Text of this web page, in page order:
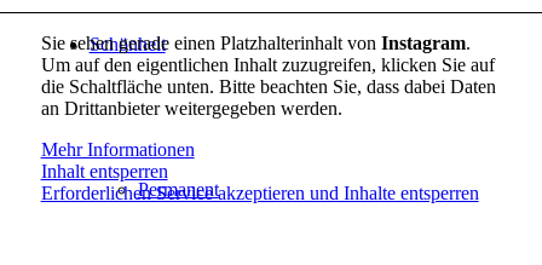
Schönheit
Permanent
Sie sehen gerade einen Platzhalterinhalt von Instagram.
Um auf den eigentlichen Inhalt zuzugreifen, klicken Sie auf
die Schaltfläche unten. Bitte beachten Sie, dass dabei Daten
an Drittanbieter weitergegeben werden.
Mehr Informationen
Inhalt entsperren
Erforderlichen Service akzeptieren und Inhalte entsperren